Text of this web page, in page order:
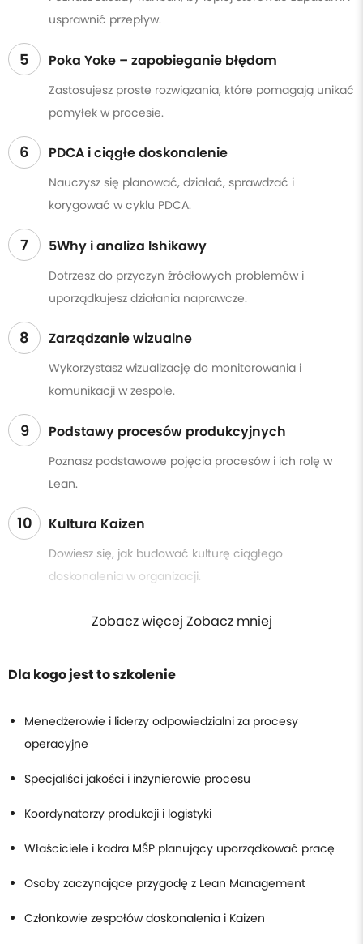
usprawnić przepływ.
5 Poka Yoke – zapobieganie błędom
Zastosujesz proste rozwiązania, które pomagają unikać
pomyłek w procesie.
6 PDCA i ciągłe doskonalenie
Nauczysz się planować, działać, sprawdzać i
korygować w cyklu PDCA.
7 5Why i analiza Ishikawy
Dotrzesz do przyczyn źródłowych problemów i
uporządkujesz działania naprawcze.
8 Zarządzanie wizualne
Wykorzystasz wizualizację do monitorowania i
komunikacji w zespole.
9 Podstawy procesów produkcyjnych
Poznasz podstawowe pojęcia procesów i ich rolę w
Lean.
10 Kultura Kaizen
Dowiesz się, jak budować kulturę ciągłego
doskonalenia w organizacji.
Zobacz więcej Zobacz mniej
Dla kogo jest to szkolenie
Menedżerowie i liderzy odpowiedzialni za procesy
operacyjne
Specjaliści jakości i inżynierowie procesu
Koordynatorzy produkcji i logistyki
Właściciele i kadra MŚP planujący uporządkować pracę
Osoby zaczynające przygodę z Lean Management
Członkowie zespołów doskonalenia i Kaizen